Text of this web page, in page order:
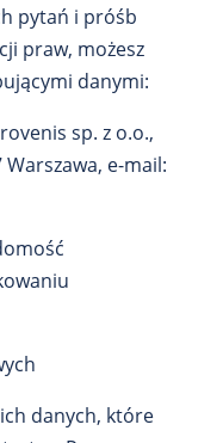
pytań i próśb
praw, możesz
danymi:
sp. z o.o.,
Warszawa, e-mail:
danych, które